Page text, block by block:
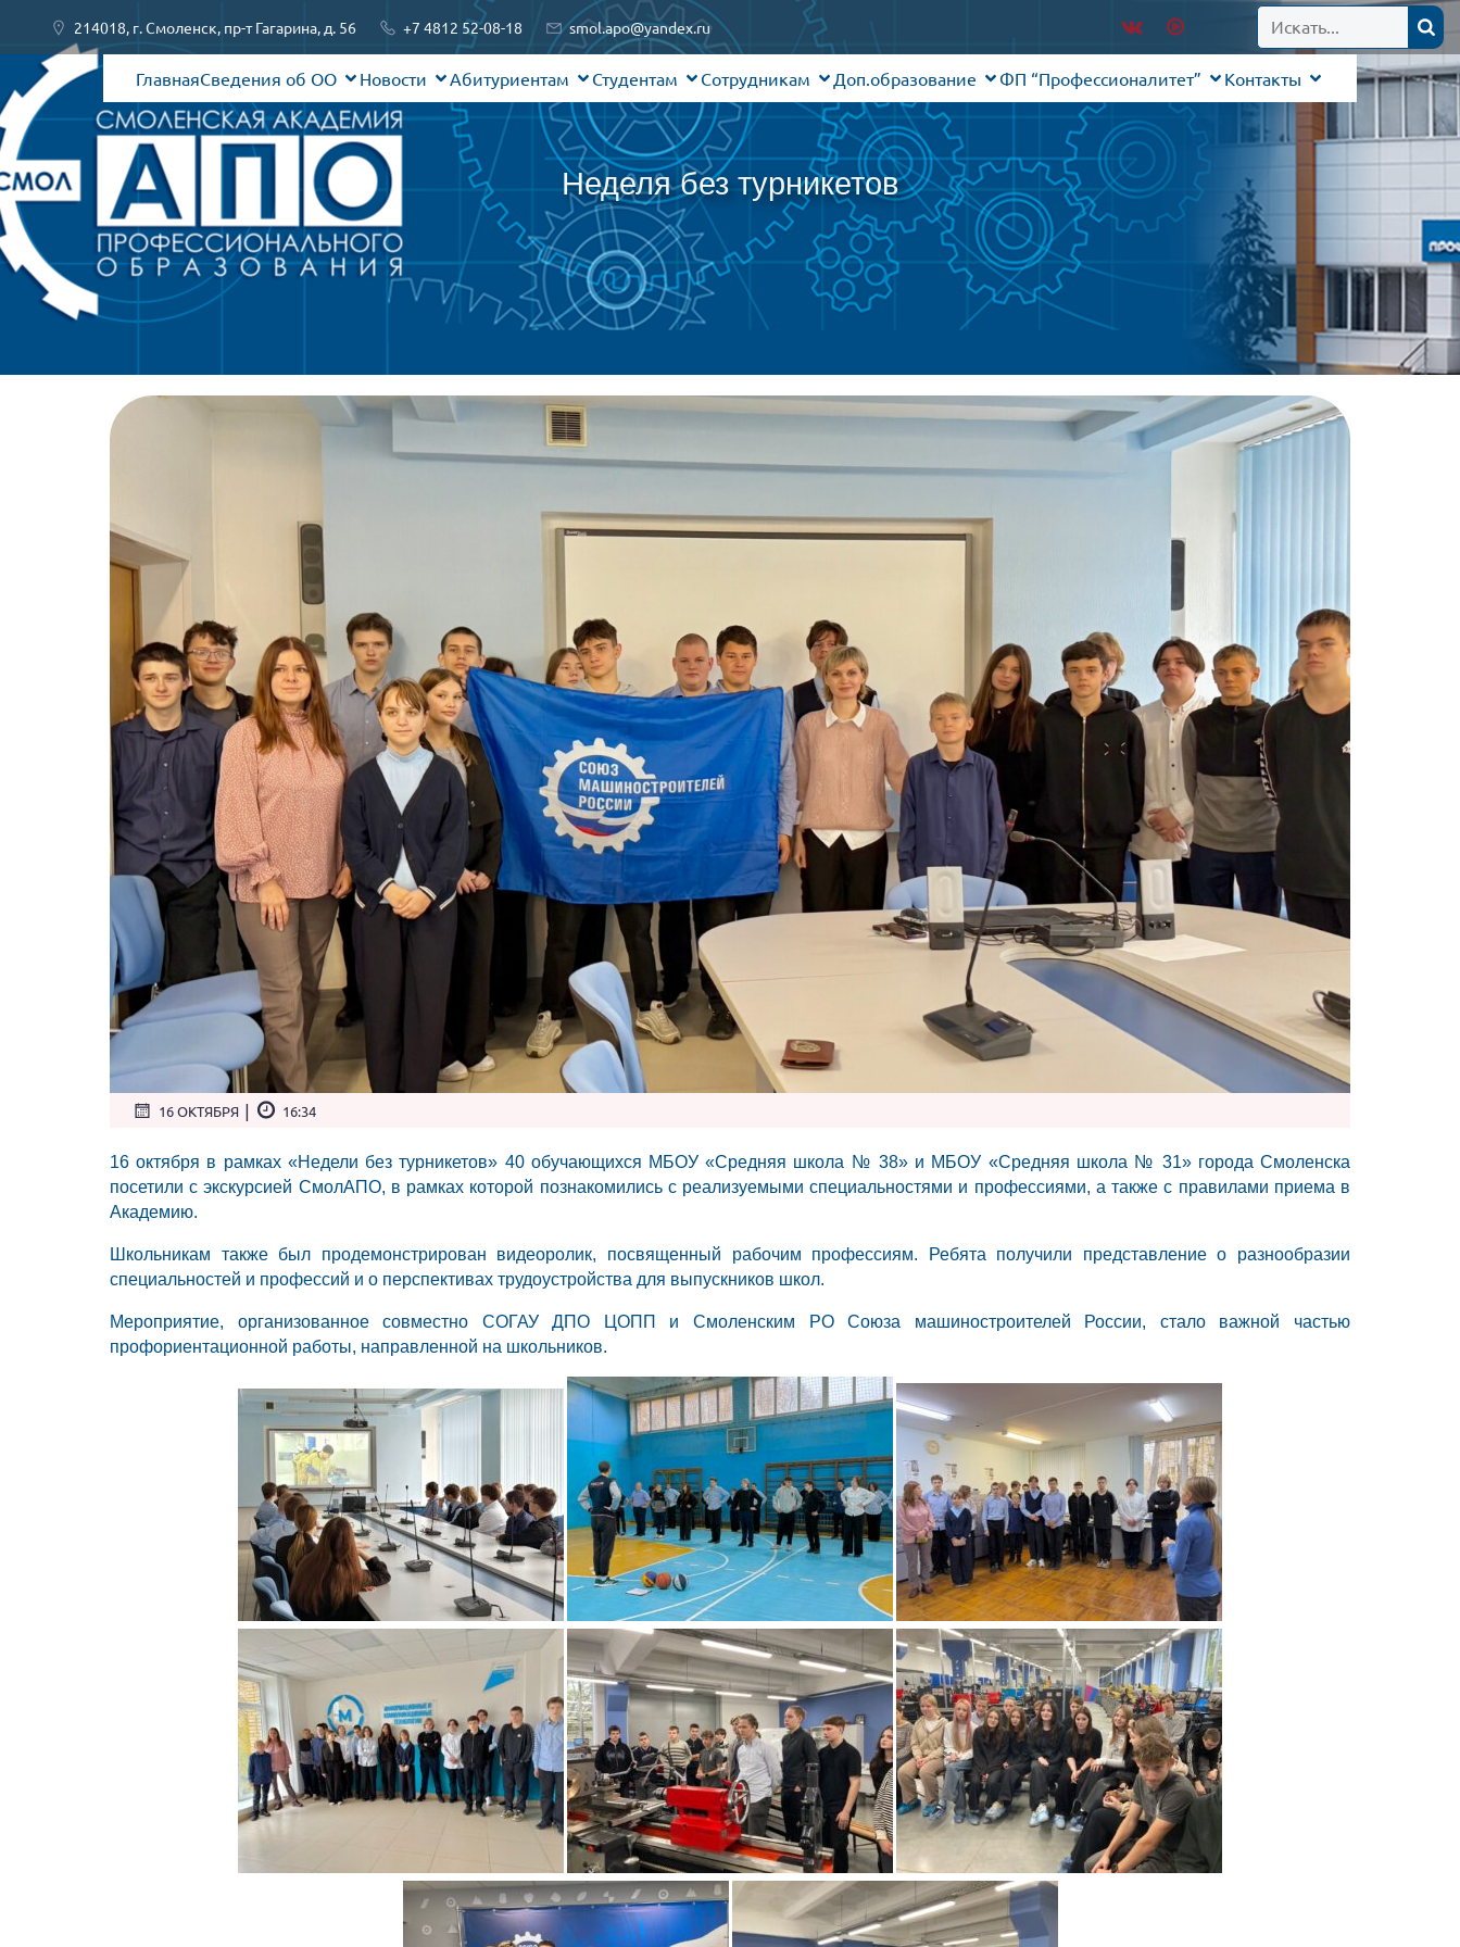
214018, г. Смоленск, пр-т Гагарина, д. 56 +7 4812 52-08-18 smol.apo@yandex.ru
ГлавнаяСведения об ОО Новости Абитуриентам Студентам Сотрудникам Доп.образование ФП “Профессионалитет” Контакты
Неделя без турникетов
16 ОКТЯБРЯ | 16:34
16 октября в рамках «Недели без турникетов» 40 обучающихся МБОУ «Средняя школа № 38» и МБОУ «Средняя школа № 31» города Смоленска
посетили с экскурсией СмолАПО, в рамках которой познакомились с реализуемыми специальностями и профессиями, а также с правилами приема в
Академию.
Школьникам также был продемонстрирован видеоролик, посвященный рабочим профессиям. Ребята получили представление о разнообразии
специальностей и профессий и о перспективах трудоустройства для выпускников школ.
Мероприятие, организованное совместно СОГАУ ДПО ЦОПП и Смоленским РО Союза машиностроителей России, стало важной частью
профориентационной работы, направленной на школьников.